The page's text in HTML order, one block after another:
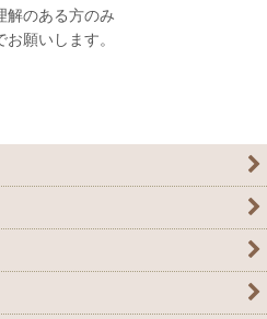
解のある方のみ
願いします。